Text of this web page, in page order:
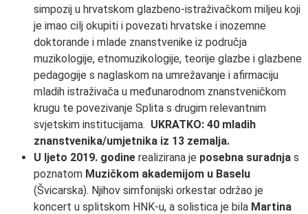
simpozij u hrvatskom glazbeno-istraživačkom miljeu koji
je imao cilj okupiti i povezati hrvatske i inozemne
doktorande i mlade znanstvenike iz područja
muzikologije, etnomuzikologije, teorije glazbe i glazbene
pedagogije s naglaskom na umrežavanje i afirmaciju
mladih istraživača u međunarodnom znanstveničkom
krugu te povezivanje Splita s drugim relevantnim
svjetskim institucijama. UKRATKO: 40 mladih
znanstvenika/umjetnika iz 13 zemalja.
U ljeto 2019. godine realizirana je posebna suradnja s
poznatom Muzičkom akademijom u Baselu
(Švicarska). Njihov simfonijski orkestar održao je
koncert u splitskom HNK-u, a solistica je bila Martina